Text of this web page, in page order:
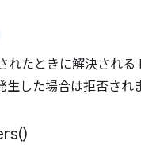
れたときに解決される
生した場合は拒否され
)